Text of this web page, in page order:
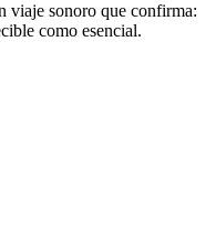
viaje sonoro que confirma:
como esencial.